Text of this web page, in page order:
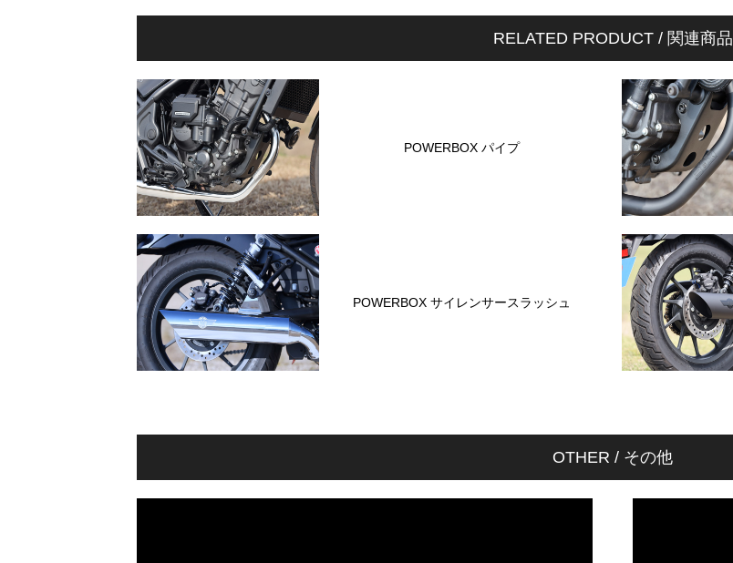
RELATED PRODUCT / 関連商品
POWERBOX パイプ
POWERBOX サイレンサースラッシュ
OTHER / その他